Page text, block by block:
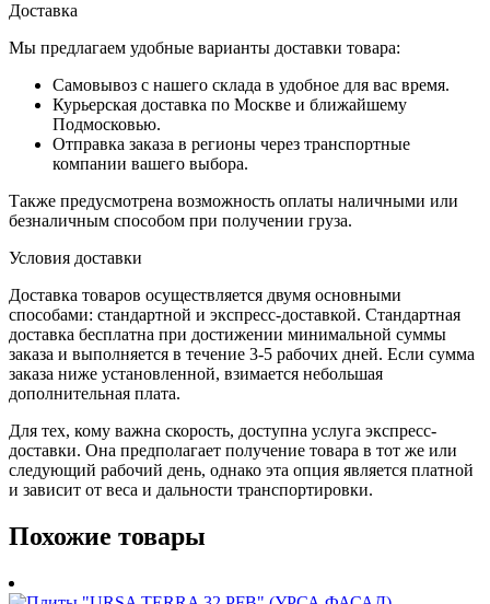
Доставка
Мы предлагаем удобные варианты доставки товара:
Самовывоз с нашего склада в удобное для вас время.
Курьерская доставка по Москве и ближайшему
Подмосковью.
Отправка заказа в регионы через транспортные
компании вашего выбора.
Также предусмотрена возможность оплаты наличными или
безналичным способом при получении груза.
Условия доставки
Доставка товаров осуществляется двумя основными
способами: стандартной и экспресс-доставкой. Стандартная
доставка бесплатна при достижении минимальной суммы
заказа и выполняется в течение 3-5 рабочих дней. Если сумма
заказа ниже установленной, взимается небольшая
дополнительная плата.
Для тех, кому важна скорость, доступна услуга экспресс-
доставки. Она предполагает получение товара в тот же или
следующий рабочий день, однако эта опция является платной
и зависит от веса и дальности транспортировки.
Похожие товары